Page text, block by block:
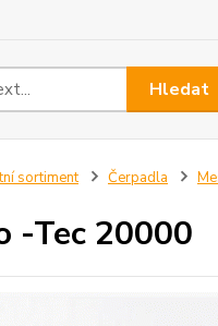
Hledat
sortiment Čerpadla
-Tec 20000